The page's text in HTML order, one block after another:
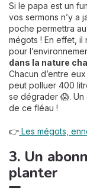
Si le papa est un
vos sermons n’y a
poche permettra
mégots ! En effet, il
pour
dans la nature
Chacun d’entre
peut polluer 400
se dégrader 😱.
de ce fléau !
👉 Les mégots,
3. Un
planter